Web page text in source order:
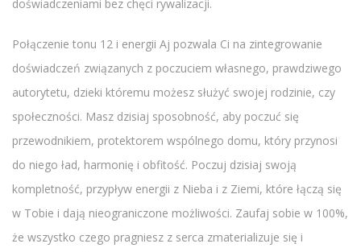
doświadczeniami bez chęci rywalizacji.
Połączenie tonu 12 i energii Aj pozwala Ci na zintegrowanie
doświadczeń związanych z poczuciem własnego, prawdziwego
autorytetu, dzieki któremu możesz służyć swojej rodzinie, czy
społeczności. Masz dzisiaj sposobność, aby poczuć się
przewodnikiem, protektorem wspólnego domu, który przynosi
do niego ład, harmonię i obfitość. Poczuj dzisiaj swoją
kompletność, przypływ energii z Nieba i z Ziemi, które łączą się
w Tobie i dają nieograniczone możliwości. Zaufaj sobie w 100%,
że wszystko czego pragniesz z serca zmaterializuje się i